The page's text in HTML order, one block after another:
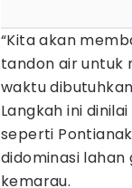
“Kita akan
tandon air untuk
waktu
Langkah ini
seperti
didominasi
kemarau.